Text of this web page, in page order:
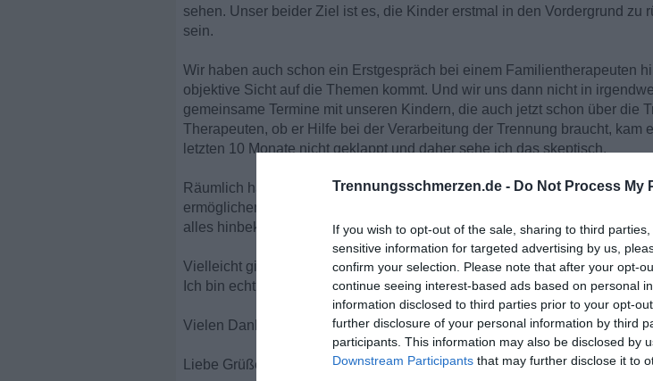
Trennungsschmerzen.de - Do Not Process My
If you wish to opt-out of the sale, sharing to third
sensitive information for targeted advertising by us,
confirm your selection. Please note that after your opt-
continue seeing interest-based ads based on personal
information disclosed to third parties prior to your opt-
further disclosure of your personal information by third
participants. This information may also be disclosed by
Downstream Participants that may further disclose it to
sehen. Unser beider Ziel ist es, die Kinder erstmal in den Vordergrund zu
sein.
Wir haben auch schon ein Erstgespräch bei einem Familientherapeuten
objektive Sicht auf die Themen kommt. Und wir uns dann nicht in
gemeinsame Termine mit unseren Kindern, die auch jetzt schon über die
Therapeuten, ob er Hilfe bei der Verarbeitung der Trennung braucht, kam
letzten 10 Monate nicht geklappt und daher sehe ich das skeptisch.
Räumlich habe wir die Möglichkeit ein weitere Zimmer zu schaffen, um
ermöglichen. Also eigentlich ist alles da. Und trotzdem hab ich gerade
alles hinbekommen wollen, ohne das einer auf der Strecke bleibt.
Vielleicht gibt es ja jemanden im Forum, der eine ähnliche Situation
Ich bin echt ein wenig ratlos.
Vielen Dank für alle die bis hierher gelesen haben.
Liebe Grüße